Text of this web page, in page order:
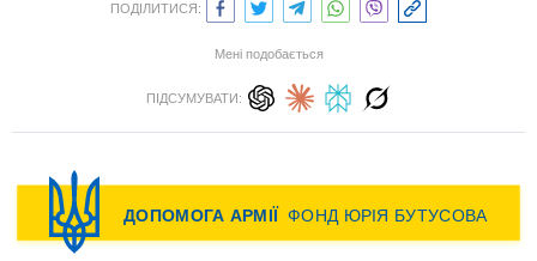
ПОДІЛИТИСЯ:
Мені подобається
ПІДСУМУВАТИ: